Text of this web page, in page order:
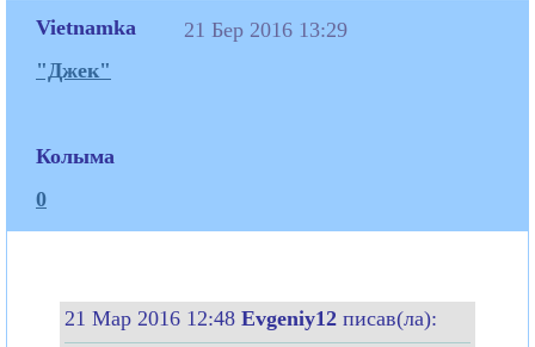
Vietnamka
"Джек"
Колыма
0
21 Бер 2016 13:29
21 Мар 2016 12:48 Evgeniy12 писав(ла):